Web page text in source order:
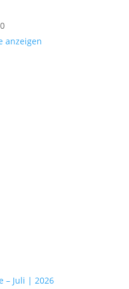
anzeigen
– Juli | 2026